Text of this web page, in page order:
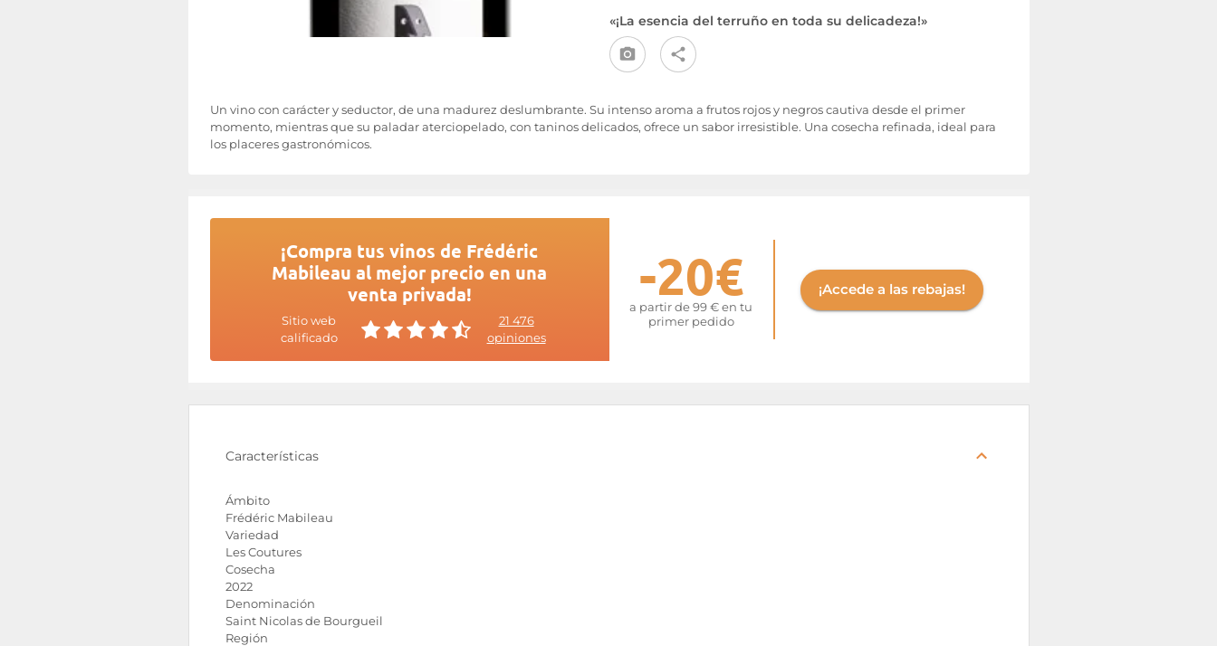
«¡La esencia del terruño en toda su delicadeza!»
Un vino con carácter y seductor, de una madurez deslumbrante. Su intenso aroma a frutos rojos y negros cautiva desde el primer
momento, mientras que su paladar aterciopelado, con taninos delicados, ofrece un sabor irresistible. Una cosecha refinada, ideal para
los placeres gastronómicos.
¡Compra tus vinos de Frédéric
Mabileau al mejor precio en una
venta privada!
Sitio web
calificado
21 476
opiniones
-20€
a partir de 99 € en tu
primer pedido
¡Accede a las rebajas!
Características
Ámbito
Frédéric Mabileau
Variedad
Les Coutures
Cosecha
2022
Denominación
Saint Nicolas de Bourgueil
Región